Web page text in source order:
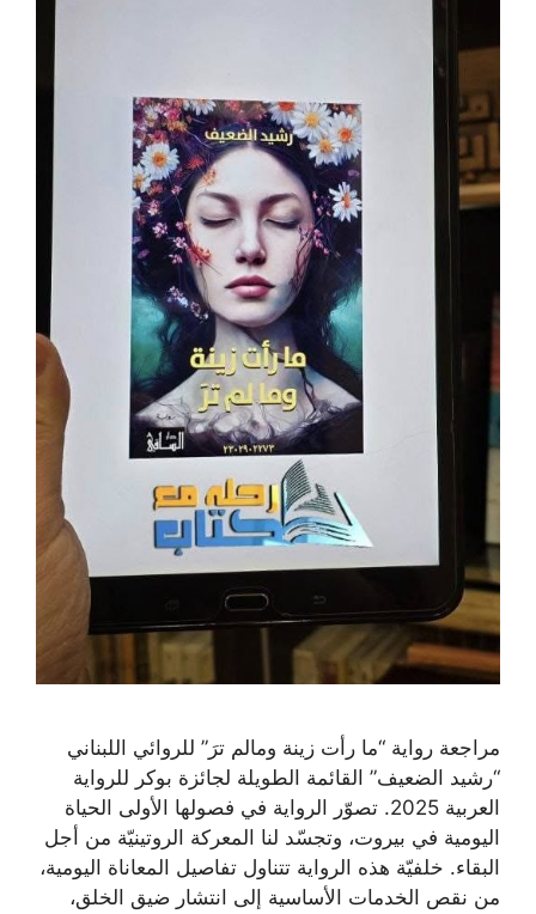
مراجعة رواية “ما رأت زينة ومالم ترَ” للروائي اللبناني
“رشيد الضعيف” القائمة الطويلة لجائزة بوكر للرواية
العربية 2025. تصوّر الرواية في فصولها الأولى الحياة
اليومية في بيروت، وتجسّد لنا المعركة الروتينيّة من أجل
البقاء. خلفيّة هذه الرواية تتناول تفاصيل المعاناة اليومية،
من نقص الخدمات الأساسية إلى انتشار ضيق الخلق،